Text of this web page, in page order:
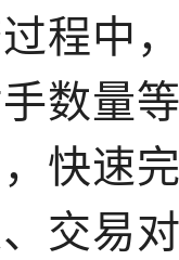
程中
数量
快速
交易